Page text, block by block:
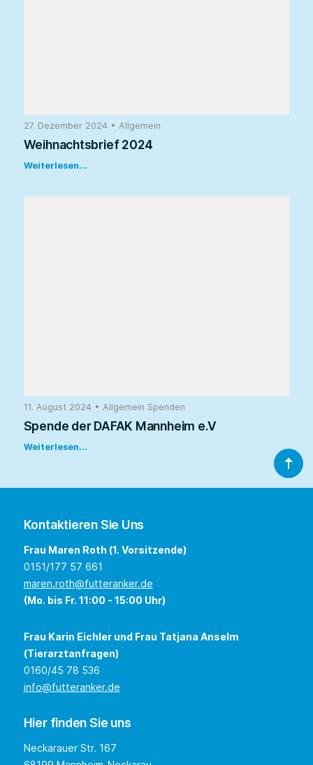
27. Dezember 2024 • Allgemein
Weihnachtsbrief 2024
Weiterlesen...
11. August 2024 • Allgemein Spenden
Spende der DAFAK Mannheim e.V
Weiterlesen...
Kontaktieren Sie Uns
Frau Maren Roth (1. Vorsitzende)
0151/177 57 661
maren.roth@futteranker.de
(Mo. bis Fr. 11:00 - 15:00 Uhr)
Frau Karin Eichler und Frau Tatjana Anselm
(Tierarztanfragen)
0160/45 78 536
info@futteranker.de
Hier finden Sie uns
Neckarauer Str. 167